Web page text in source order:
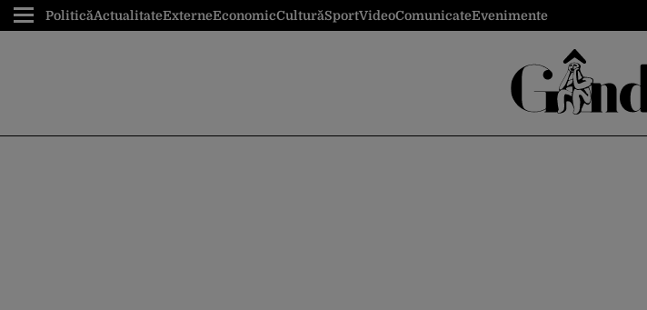
PoliticăActualitateExterneEconomicCulturăSportVideoComunicateEvenimente